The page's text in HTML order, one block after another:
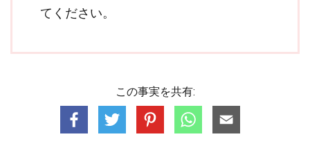
てください。
この事実を共有: